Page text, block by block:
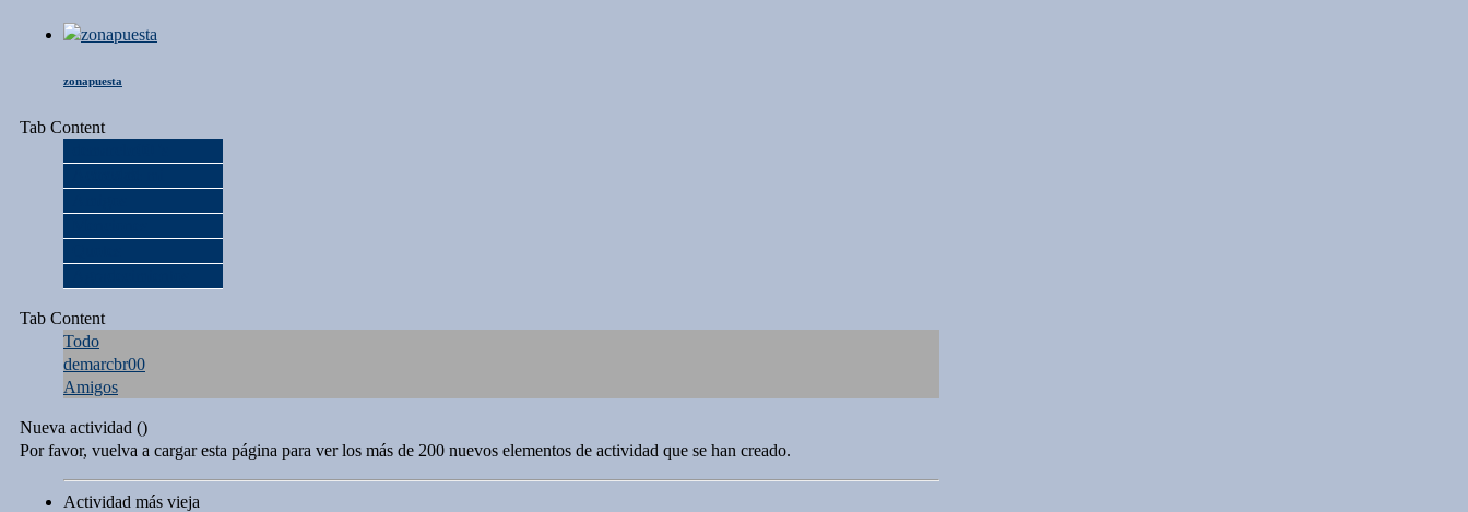
zonapuesta
Tab Content
Tab Content
Todo
demarcbr00
Amigos
Nueva actividad ()
Por favor, vuelva a cargar esta página para ver los más de 200 nuevos elementos de actividad que se han creado.
Actividad más vieja